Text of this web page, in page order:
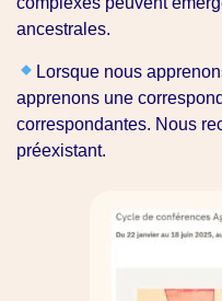
ancestrales.
Lorsque nous
apprenons une
correspondantes. Nous
préexistant.